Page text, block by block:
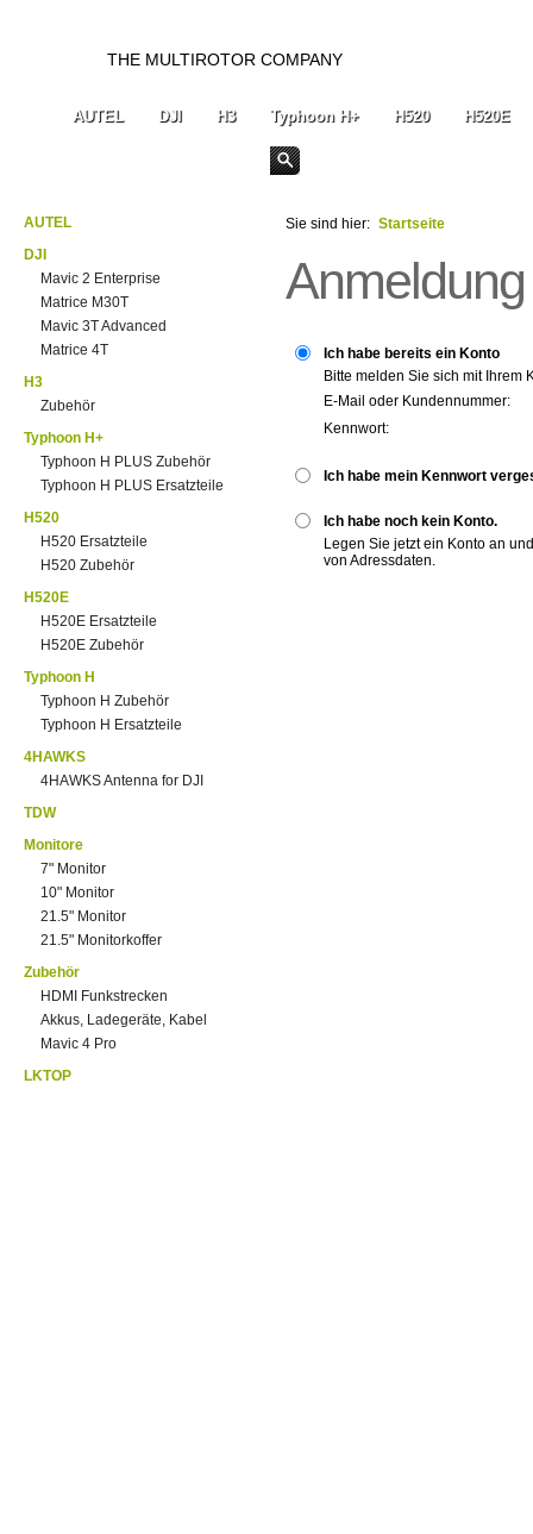
THE MULTIROTOR COMPANY
AUTEL DJI H3 Typhoon H+ H520 H520E
AUTEL
DJI
Mavic 2 Enterprise
Matrice M30T
Mavic 3T Advanced
Matrice 4T
H3
Zubehör
Typhoon H+
Typhoon H PLUS Zubehör
Typhoon H PLUS Ersatzteile
H520
H520 Ersatzteile
H520 Zubehör
H520E
H520E Ersatzteile
H520E Zubehör
Typhoon H
Typhoon H Zubehör
Typhoon H Ersatzteile
4HAWKS
4HAWKS Antenna for DJI
TDW
Monitore
7" Monitor
10" Monitor
21.5" Monitor
21.5" Monitorkoffer
Zubehör
HDMI Funkstrecken
Akkus, Ladegeräte, Kabel
Mavic 4 Pro
LKTOP
Sie sind hier: Startseite
Anmeldung
Ich habe bereits ein Konto
Bitte melden Sie sich mit Ihrem
E-Mail oder Kundennummer:
Kennwort:
Ich habe mein Kennwort
Ich habe noch kein Konto.
Legen Sie jetzt ein Konto an
von Adressdaten.